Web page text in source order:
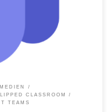
CLASSROOM
TEAMS